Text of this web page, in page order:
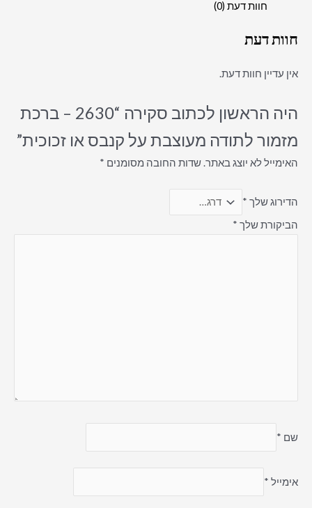
חוות דעת (0)
חוות דעת
אין עדיין חוות דעת.
היה הראשון לכתוב סקירה “2630 – ברכת
מזמור לתודה מעוצבת על קנבס או זכוכית”
האימייל לא יוצג באתר.שדות החובה מסומנים *
הדירוג שלך *
הביקורת שלך *
שם *
אימייל *